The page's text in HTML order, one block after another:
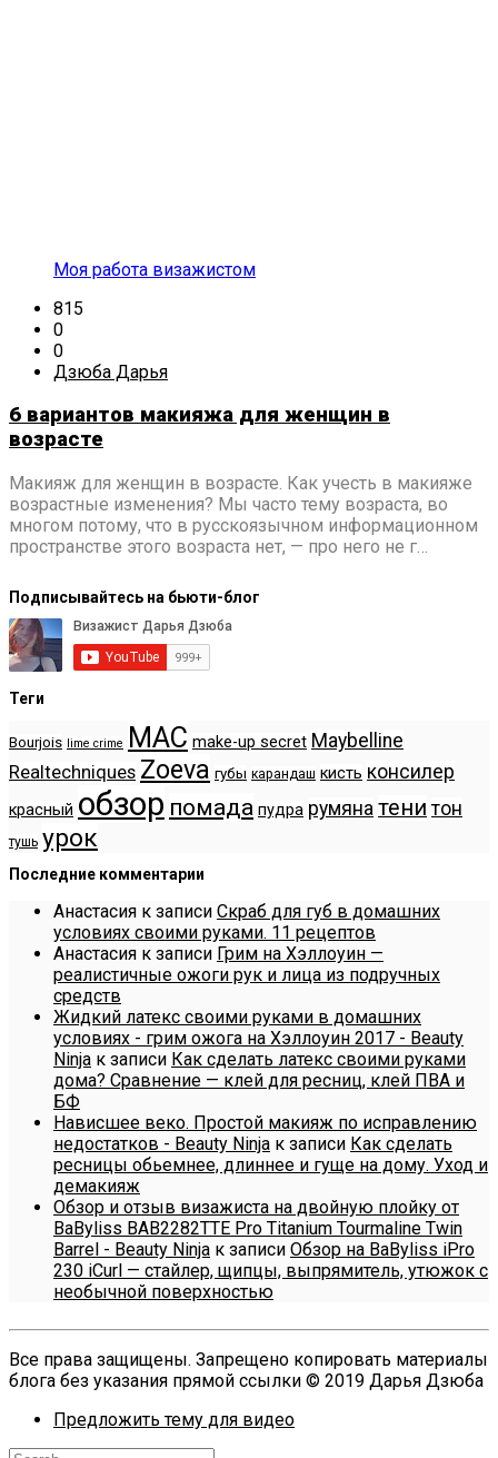
Моя работа визажистом
815
0
0
Дзюба Дарья
6 вариантов макияжа для женщин в
возрасте
Макияж для женщин в возрасте. Как учесть в макияже
возрастные изменения? Мы часто тему возраста, во
многом потому, что в русскоязычном информационном
пространстве этого возраста нет, — про него не г…
Подписывайтесь на бьюти-блог
Теги
Bourjois lime crime MAC make-up secret Maybelline
Realtechniques Zoeva губы карандаш кисть консилер
красный обзор помада пудра румяна тени тон
тушь урок
Последние комментарии
Анастасия к записи Скраб для губ в домашних
условиях своими руками. 11 рецептов
Анастасия к записи Грим на Хэллоуин —
реалистичные ожоги рук и лица из подручных
средств
Жидкий латекс своими руками в домашних
условиях - грим ожога на Хэллоуин 2017 - Beauty
Ninja к записи Как сделать латекс своими руками
дома? Сравнение — клей для ресниц, клей ПВА и
БФ
Нависшее веко. Простой макияж по исправлению
недостатков - Beauty Ninja к записи Как сделать
ресницы обьемнее, длиннее и гуще на дому. Уход и
демакияж
Обзор и отзыв визажиста на двойную плойку от
BaByliss BAB2282TTE Pro Titanium Tourmaline Twin
Barrel - Beauty Ninja к записи Обзор на BaByliss iPro
230 iCurl — стайлер, щипцы, выпрямитель, утюжок с
необычной поверхностью
Все права защищены. Запрещено копировать материалы
блога без указания прямой ссылки © 2019 Дарья Дзюба
Предложить тему для видео